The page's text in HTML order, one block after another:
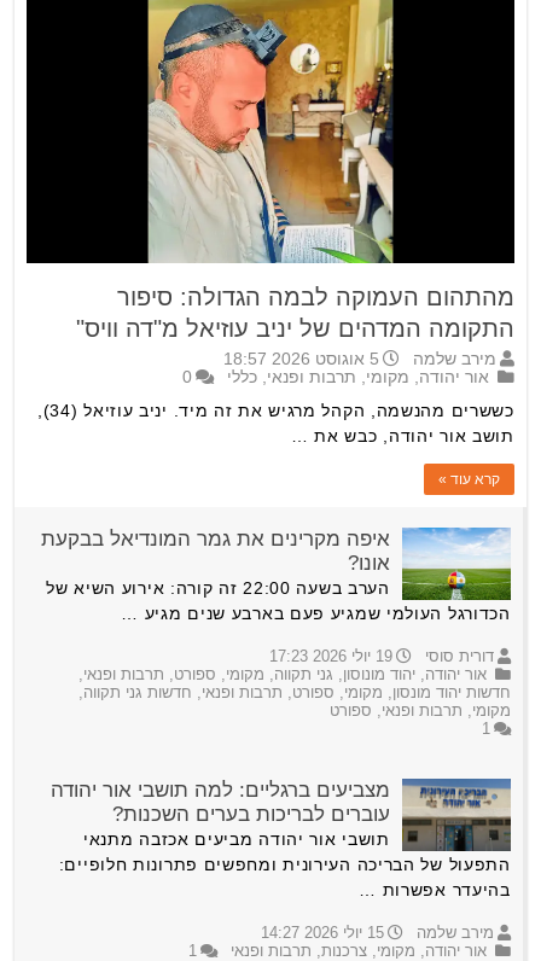
מהתהום העמוקה לבמה הגדולה: סיפור
התקומה המדהים של יניב עוזיאל מ"דה וויס"
מירב שלמה
5 אוגוסט 2026 18:57
אור יהודה, מקומי, תרבות ופנאי, כללי 0
כששרים מהנשמה, הקהל מרגיש את זה מיד. יניב עוזיאל (34),
תושב אור יהודה, כבש את …
קרא עוד »
איפה מקרינים את גמר המונדיאל בבקעת
אונו?
הערב בשעה 22:00 זה קורה: אירוע השיא של
הכדורגל העולמי שמגיע פעם בארבע שנים מגיע …
דורית סוסי
19 יולי 2026 17:23
אור יהודה, יהוד מונוסון, גני תקווה, מקומי, ספורט, תרבות ופנאי,
חדשות יהוד מונסון, מקומי, ספורט, תרבות ופנאי, חדשות גני תקווה,
מקומי, תרבות ופנאי, ספורט
1
מצביעים ברגליים: למה תושבי אור יהודה
עוברים לבריכות בערים השכנות?
תושבי אור יהודה מביעים אכזבה מתנאי
התפעול של הבריכה העירונית ומחפשים פתרונות חלופיים:
בהיעדר אפשרות …
מירב שלמה
15 יולי 2026 14:27
אור יהודה, מקומי, צרכנות, תרבות ופנאי 1